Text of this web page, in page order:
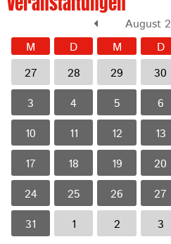
August
M D M D
27 28 29 30
3 4 5 6
10 11 12 13
17 18 19 20
24 25 26 27
31 1 2 3